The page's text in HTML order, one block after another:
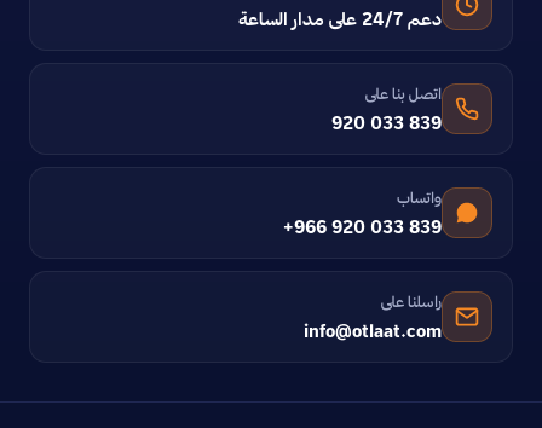
دعم 24/7 على مدار الساعة
اتصل بنا على
920 033 839
واتساب
+966 920 033 839
راسلنا على
info@otlaat.com